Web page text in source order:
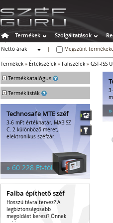
Termékek Szolgáltatások
Nettó árak
Megszűnt
Termékek » Értékszéfek » Faliszéfek » GST-ISS
+ Termékkatalógus
Széfek
Értékszéfek
Faliszéfek
Padlószéfek
Lemezszekrények
Páncélszekrények
Bedobós értékszéfek
Szuperkasszák
Tűzálló széfek
Speciális széfek
Fegyverszekrények
Hotelszéfek
+ Terméklisták
Technosafe MTE széf
3-6 mFt értékhatár, MABISZ
C. 2 különböző méret,
elektronikus széfzár.
» 60 228 Ft-tól
Falba építhető széf
Hosszú távra tervez? A
legbiztonságosabb
megoldást keresi? Önnek